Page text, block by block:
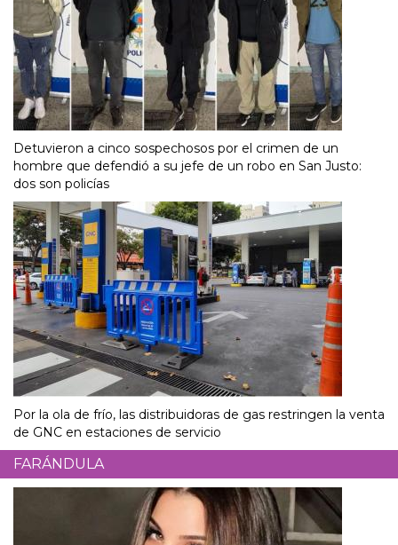
Detuvieron a cinco sospechosos por el crimen de un
hombre que defendió a su jefe de un robo en San Justo:
dos son policías
Por la ola de frío, las distribuidoras de gas restringen la venta
de GNC en estaciones de servicio
FARÁNDULA